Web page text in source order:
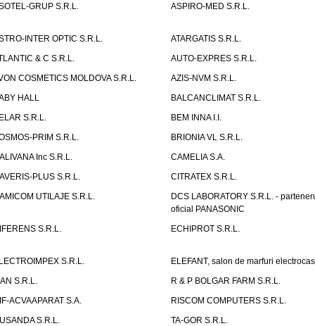
GRUP S.R.L. ASPIRO-MED S.R.L.
INTER OPTIC S.R.L.
ATARGATIS S.R.L.
& C S.R.L.
AUTO-EXPRES S.R.L.
COSMETICS MOLDOVA S.R.L.
AZIS-NVM S.R.L.
HALL
BALCANCLIMAT S.R.L.
S.R.L.
BEM INNA I.I.
PRIM S.R.L.
BRIONIA VL S.R.L.
Inc S.R.L.
CAMELIA S.A.
PLUS S.R.L.
CITRATEX S.R.L.
UTILAJE S.R.L.
DCS LABORATORY S.R.L. -
oficial PANASONIC
S.R.L.
ECHIPROT S.R.L.
S.R.L.
ELEFANT, salon de marfuri
S.R.L.
R & P BOLGAR FARM S.R.L.
ACVAAPARAT S.A.
RISCOM COMPUTERS S.R.L.
S.R.L.
TA-GOR S.R.L.